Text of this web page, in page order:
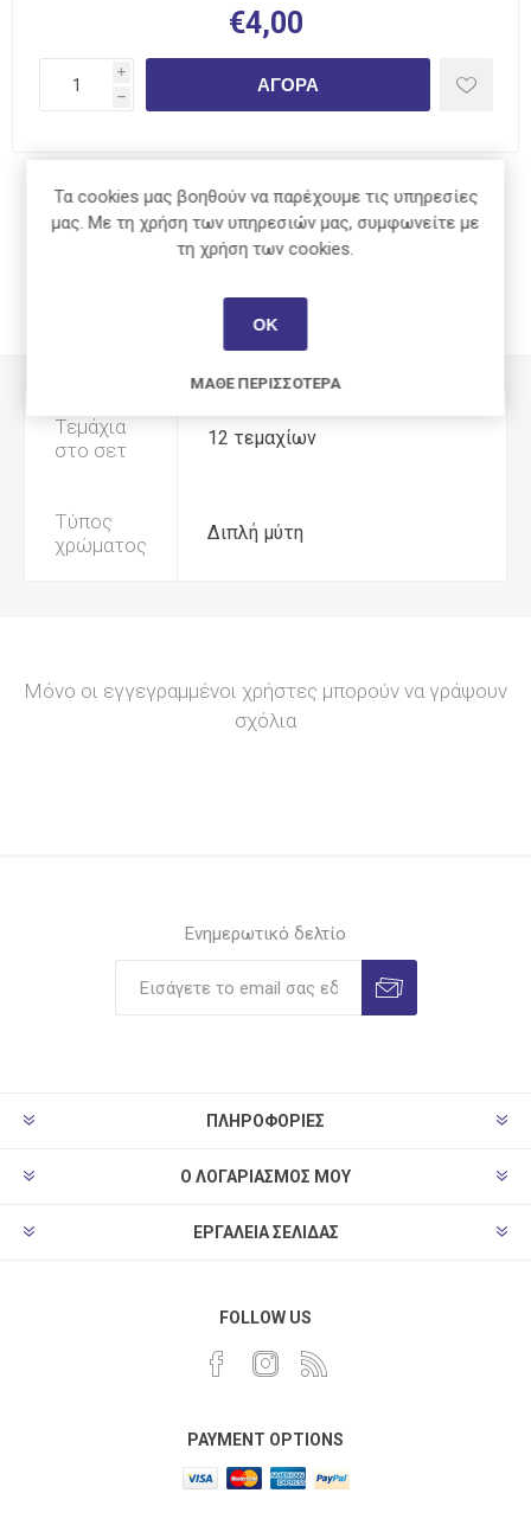
€4,00
i
h
ΑΓΟΡΆ
Κοινοποίηση:
ΧΑΡΑΚΤΗΡΙΣΤΙΚΆ
Τεμάχια
στο σετ
12 τεμαχίων
Τύπος
χρώματος
Διπλή μύτη
Μόνο οι εγγεγραμμένοι χρήστες μπορούν να γράψουν
σχόλια
Ενημερωτικό δελτίο
ΠΛΗΡΟΦΟΡΊΕΣ
Ο ΛΟΓΑΡΙΑΣΜΌΣ ΜΟΥ
ΕΡΓΑΛΕΊΑ ΣΕΛΊΔΑΣ
FOLLOW US
PAYMENT OPTIONS
Τα cookies μας βοηθούν να παρέχουμε τις υπηρεσίες
μας. Με τη χρήση των υπηρεσιών μας, συμφωνείτε με
τη χρήση των cookies.
ΟΚ
ΜΆΘΕ ΠΕΡΙΣΣΌΤΕΡΑ